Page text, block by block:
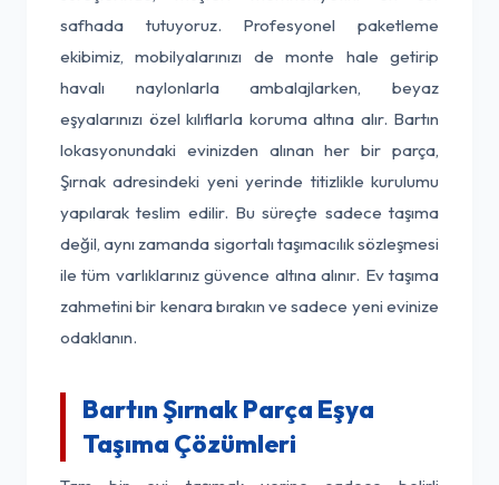
safhada tutuyoruz. Profesyonel paketleme
ekibimiz, mobilyalarınızı de monte hale getirip
havalı naylonlarla ambalajlarken, beyaz
eşyalarınızı özel kılıflarla koruma altına alır. Bartın
lokasyonundaki evinizden alınan her bir parça,
Şırnak adresindeki yeni yerinde titizlikle kurulumu
yapılarak teslim edilir. Bu süreçte sadece taşıma
değil, aynı zamanda sigortalı taşımacılık sözleşmesi
ile tüm varlıklarınız güvence altına alınır. Ev taşıma
zahmetini bir kenara bırakın ve sadece yeni evinize
odaklanın.
Bartın Şırnak Parça Eşya
Taşıma Çözümleri